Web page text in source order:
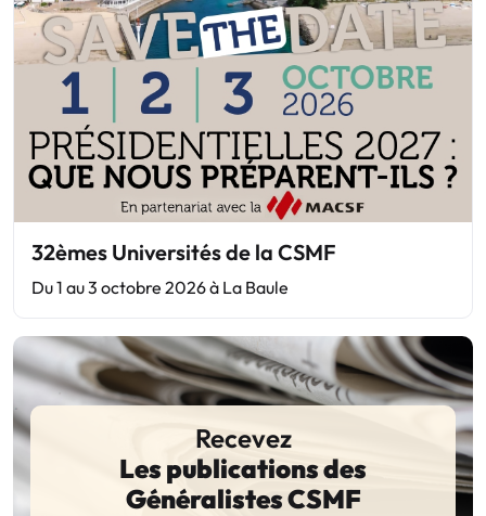
32èmes Universités de la CSMF
Du 1 au 3 octobre 2026 à La Baule
Recevez
Les publications des
Généralistes CSMF